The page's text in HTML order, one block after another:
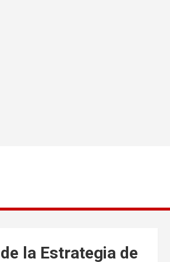
la Estrategia de